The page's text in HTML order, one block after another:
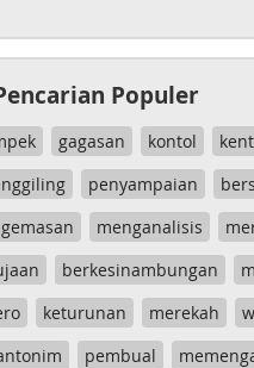
Populer
gagasan kontol
penyampaian
menganalisis
berkesinambungan
keturunan merekah
pembual